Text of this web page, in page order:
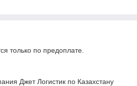
только по предоплате.
Джет Логистик по Казахстану